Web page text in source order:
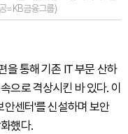
=KB금융그룹)
을 통해 기존 IT 부문 산하
으로 격상시킨 바 있다. 이
안센터'를 신설하며 보안
했다.